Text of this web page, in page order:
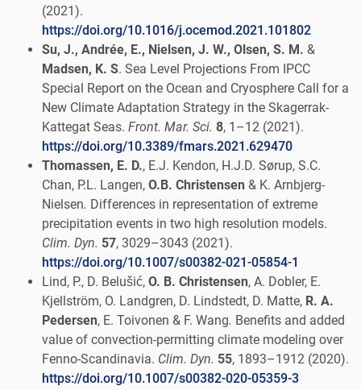
(2021).
https://doi.org/10.1016/j.ocemod.2021.101802
Su, J., Andrée, E., Nielsen, J. W., Olsen, S. M. &
Madsen, K. S. Sea Level Projections From IPCC
Special Report on the Ocean and Cryosphere Call for a
New Climate Adaptation Strategy in the Skagerrak-
Kattegat Seas. Front. Mar. Sci. 8, 1–12 (2021).
https://doi.org/10.3389/fmars.2021.629470
Thomassen, E. D., E.J. Kendon, H.J.D. Sørup, S.C.
Chan, P.L. Langen, O.B. Christensen & K. Arnbjerg-
Nielsen. Differences in representation of extreme
precipitation events in two high resolution models.
Clim. Dyn. 57, 3029–3043 (2021).
https://doi.org/10.1007/s00382-021-05854-1
Lind, P., D. Belušić, O. B. Christensen, A. Dobler, E.
Kjellström, O. Landgren, D. Lindstedt, D. Matte, R. A.
Pedersen, E. Toivonen & F. Wang. Benefits and added
value of convection-permitting climate modeling over
Fenno-Scandinavia. Clim. Dyn. 55, 1893–1912 (2020).
https://doi.org/10.1007/s00382-020-05359-3